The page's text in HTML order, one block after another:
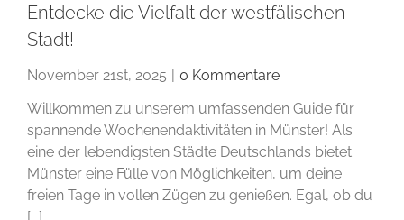
Entdecke die Vielfalt der westfälischen
Stadt!
November 21st, 2025 | 0 Kommentare
Willkommen zu unserem umfassenden Guide für
spannende Wochenendaktivitäten in Münster! Als
eine der lebendigsten Städte Deutschlands bietet
Münster eine Fülle von Möglichkeiten, um deine
freien Tage in vollen Zügen zu genießen. Egal, ob du